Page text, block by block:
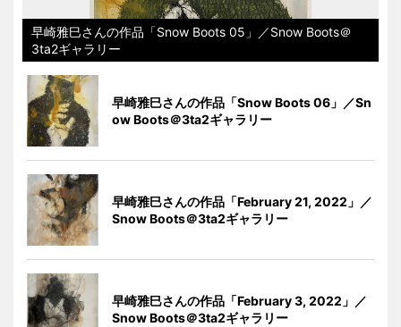
早崎雅巳さんの作品「Snow Boots 05」／Snow Boots＠
3ta2ギャラリー
早崎雅巳さんの作品「Snow Boots 06」／Sn
ow Boots＠3ta2ギャラリー
早崎雅巳さんの作品「February 21, 2022」／
Snow Boots＠3ta2ギャラリー
早崎雅巳さんの作品「February 3, 2022」／
Snow Boots＠3ta2ギャラリー